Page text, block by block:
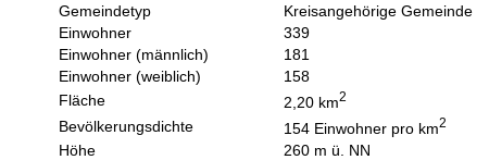
Gemeindetyp
Kreisangehörige Gemeinde
Einwohner
339
Einwohner (männlich)
181
Einwohner (weiblich)
158
Fläche
2,20 km2
Bevölkerungsdichte 154 Einwohner pro km2
Höhe
260 m ü. NN